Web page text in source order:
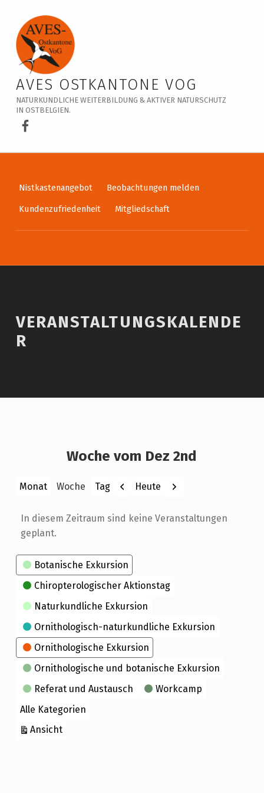
Veranstaltungskalender – AVES Ostkantone VoG
AVES OSTKANTONE VOG
NATURKUNDLICHE WEITERBILDUNG & AKTIVER NATURSCHUTZ
IN OSTBELGIEN.
AVES Ostkantone bei Facebook
Nistkastenangebot
Beobachtungen melden
Kundenzufriedenheit
Mitgliedschaft
VERANSTALTUNGSKALENDE
R
Woche vom Dez 2nd
Monat Woche Tag Zurück
Heute Weiter
In diesem Zeitraum sind keine Veranstaltungen
geplant.
Kategorien
Botanische Exkursion
Chiropterologischer Aktionstag
Naturkundliche Exkursion
Ornithologisch-naturkundliche Exkursion
Ornithologische Exkursion
Ornithologische und botanische Exkursion
Referat und Austausch
Workcamp
Alle Kategorien
Ansichtausdrucken